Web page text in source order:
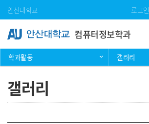
Skip Menu
안산대학교 로그인
컴퓨터정보학과
학과활동 갤러리
갤러리